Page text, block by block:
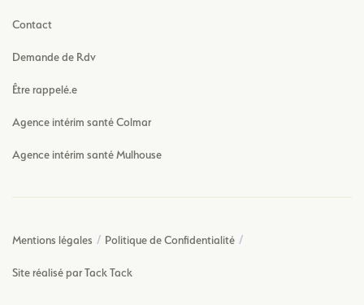
Contact
Demande de Rdv
Être rappelé.e
Agence intérim santé Colmar
Agence intérim santé Mulhouse
Mentions légales Politique de Confidentialité
Site réalisé par Tack Tack